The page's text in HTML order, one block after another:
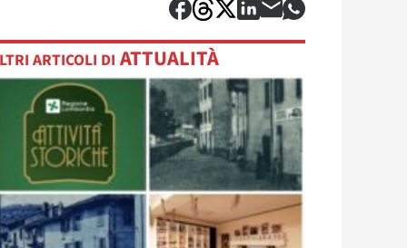
ARTICOLI DI ATTUALITÀ